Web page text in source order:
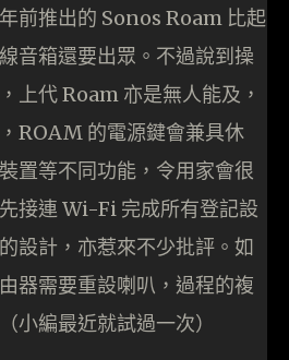
前推出的 Sonos Roam 比起
音箱還要出眾。不過說到操
上代 Roam 亦是無人能及，
ROAM 的電源鍵會兼具休
置等不同功能，令用家會很
接連 Wi-Fi 完成所有登記設
設計，亦惹來不少批評。如
器需要重設喇叭，過程的複
小編最近就試過一次）